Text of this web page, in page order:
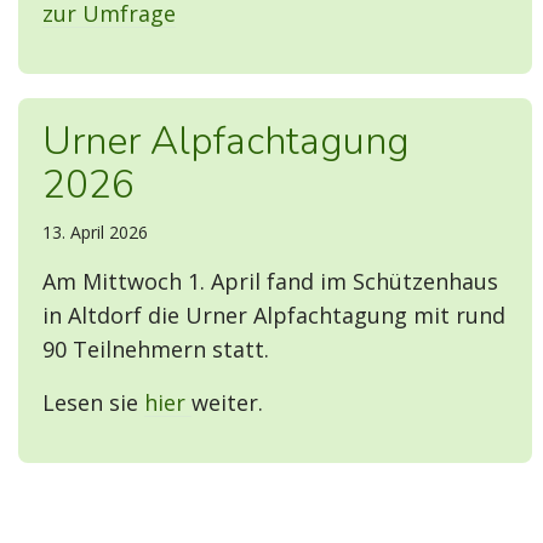
zur Umfrage
Urner Alpfachtagung
2026
13. April 2026
Am Mittwoch 1. April fand im Schützenhaus
in Altdorf die Urner Alpfachtagung mit rund
90 Teilnehmern statt.
Lesen sie hier weiter.